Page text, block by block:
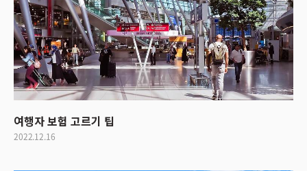
여행자 보험 고르기 팁
2022.12.16